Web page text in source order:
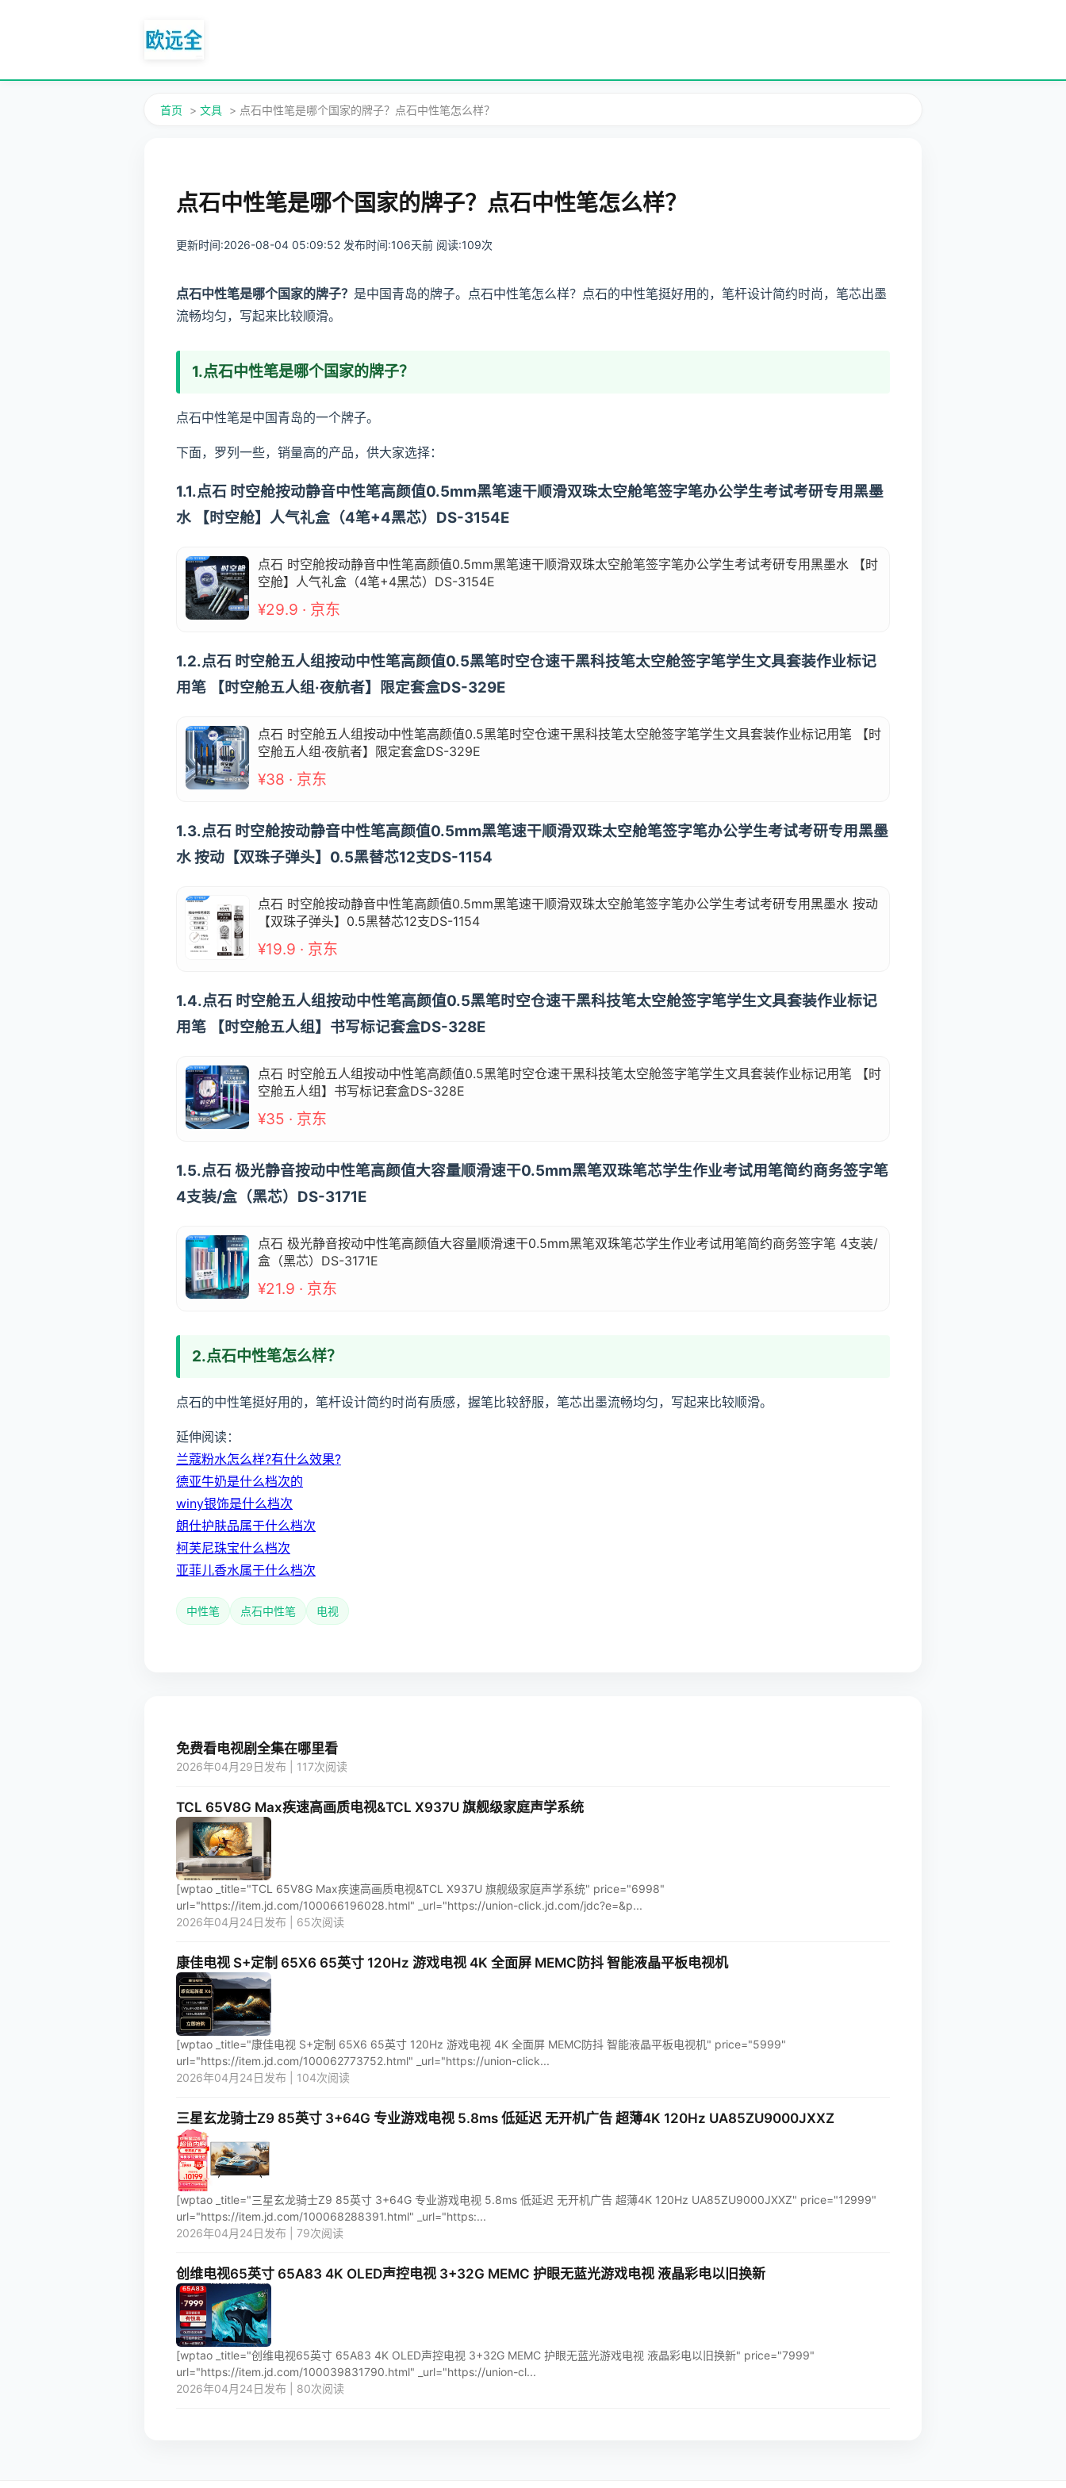
首页 > 文具 > 点石中性笔是哪个国家的牌子？点石中性笔怎么样？
点石中性笔是哪个国家的牌子？点石中性笔怎么样？
更新时间:2026-08-04 05:09:52 发布时间:106天前 阅读:109次
点石中性笔是哪个国家的牌子？ 是中国青岛的牌子。点石中性笔怎么样？点石的中性笔挺好用的，笔杆设计简约时尚，笔芯出墨
流畅均匀，写起来比较顺滑。
1.点石中性笔是哪个国家的牌子？
点石中性笔是中国青岛的一个牌子。
下面，罗列一些，销量高的产品，供大家选择：
1.1.点石 时空舱按动静音中性笔高颜值0.5mm黑笔速干顺滑双珠太空舱笔签字笔办公学生考试考研专用黑墨
水 【时空舱】人气礼盒（4笔+4黑芯）DS-3154E
点石 时空舱按动静音中性笔高颜值0.5mm黑笔速干顺滑双珠太空舱笔签字笔办公学生考试考研专用黑墨水 【时
空舱】人气礼盒（4笔+4黑芯）DS-3154E
¥29.9 · 京东
1.2.点石 时空舱五人组按动中性笔高颜值0.5黑笔时空仓速干黑科技笔太空舱签字笔学生文具套装作业标记
用笔 【时空舱五人组·夜航者】限定套盒DS-329E
点石 时空舱五人组按动中性笔高颜值0.5黑笔时空仓速干黑科技笔太空舱签字笔学生文具套装作业标记用笔 【时
空舱五人组·夜航者】限定套盒DS-329E
¥38 · 京东
1.3.点石 时空舱按动静音中性笔高颜值0.5mm黑笔速干顺滑双珠太空舱笔签字笔办公学生考试考研专用黑墨
水 按动【双珠子弹头】0.5黑替芯12支DS-1154
点石 时空舱按动静音中性笔高颜值0.5mm黑笔速干顺滑双珠太空舱笔签字笔办公学生考试考研专用黑墨水 按动
【双珠子弹头】0.5黑替芯12支DS-1154
¥19.9 · 京东
1.4.点石 时空舱五人组按动中性笔高颜值0.5黑笔时空仓速干黑科技笔太空舱签字笔学生文具套装作业标记
用笔 【时空舱五人组】书写标记套盒DS-328E
点石 时空舱五人组按动中性笔高颜值0.5黑笔时空仓速干黑科技笔太空舱签字笔学生文具套装作业标记用笔 【时
空舱五人组】书写标记套盒DS-328E
¥35 · 京东
1.5.点石 极光静音按动中性笔高颜值大容量顺滑速干0.5mm黑笔双珠笔芯学生作业考试用笔简约商务签字笔
4支装/盒（黑芯）DS-3171E
点石 极光静音按动中性笔高颜值大容量顺滑速干0.5mm黑笔双珠笔芯学生作业考试用笔简约商务签字笔 4支装/
盒（黑芯）DS-3171E
¥21.9 · 京东
2.点石中性笔怎么样？
点石的中性笔挺好用的，笔杆设计简约时尚有质感，握笔比较舒服，笔芯出墨流畅均匀，写起来比较顺滑。
延伸阅读：
兰蔻粉水怎么样?有什么效果?
德亚牛奶是什么档次的
winy银饰是什么档次
朗仕护肤品属于什么档次
柯芙尼珠宝什么档次
亚菲儿香水属于什么档次
中性笔 点石中性笔 电视
免费看电视剧全集在哪里看
2026年04月29日发布 | 117次阅读
TCL 65V8G Max疾速高画质电视&TCL X937U 旗舰级家庭声学系统
[wptao _title="TCL 65V8G Max疾速高画质电视&TCL X937U 旗舰级家庭声学系统" price="6998"
url="https://item.jd.com/100066196028.html" _url="https://union-click.jd.com/jdc?e=&p...
2026年04月24日发布 | 65次阅读
康佳电视 S+定制 65X6 65英寸 120Hz 游戏电视 4K 全面屏 MEMC防抖 智能液晶平板电视机
[wptao _title="康佳电视 S+定制 65X6 65英寸 120Hz 游戏电视 4K 全面屏 MEMC防抖 智能液晶平板电视机" price="5999"
url="https://item.jd.com/100062773752.html" _url="https://union-click...
2026年04月24日发布 | 104次阅读
三星玄龙骑士Z9 85英寸 3+64G 专业游戏电视 5.8ms 低延迟 无开机广告 超薄4K 120Hz UA85ZU9000JXXZ
[wptao _title="三星玄龙骑士Z9 85英寸 3+64G 专业游戏电视 5.8ms 低延迟 无开机广告 超薄4K 120Hz UA85ZU9000JXXZ" price="12999"
url="https://item.jd.com/100068288391.html" _url="https:...
2026年04月24日发布 | 79次阅读
创维电视65英寸 65A83 4K OLED声控电视 3+32G MEMC 护眼无蓝光游戏电视 液晶彩电以旧换新
[wptao _title="创维电视65英寸 65A83 4K OLED声控电视 3+32G MEMC 护眼无蓝光游戏电视 液晶彩电以旧换新" price="7999"
url="https://item.jd.com/100039831790.html" _url="https://union-cl...
2026年04月24日发布 | 80次阅读